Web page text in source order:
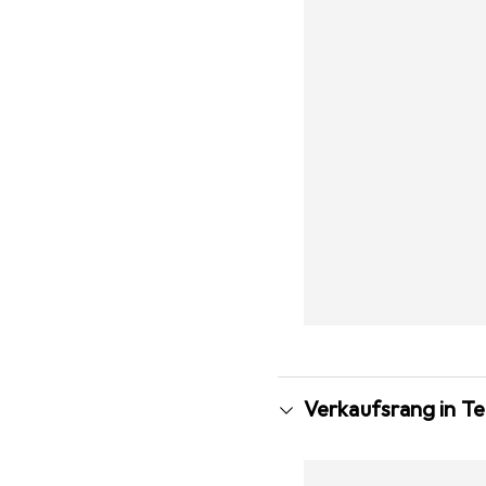
Verkaufsrang in